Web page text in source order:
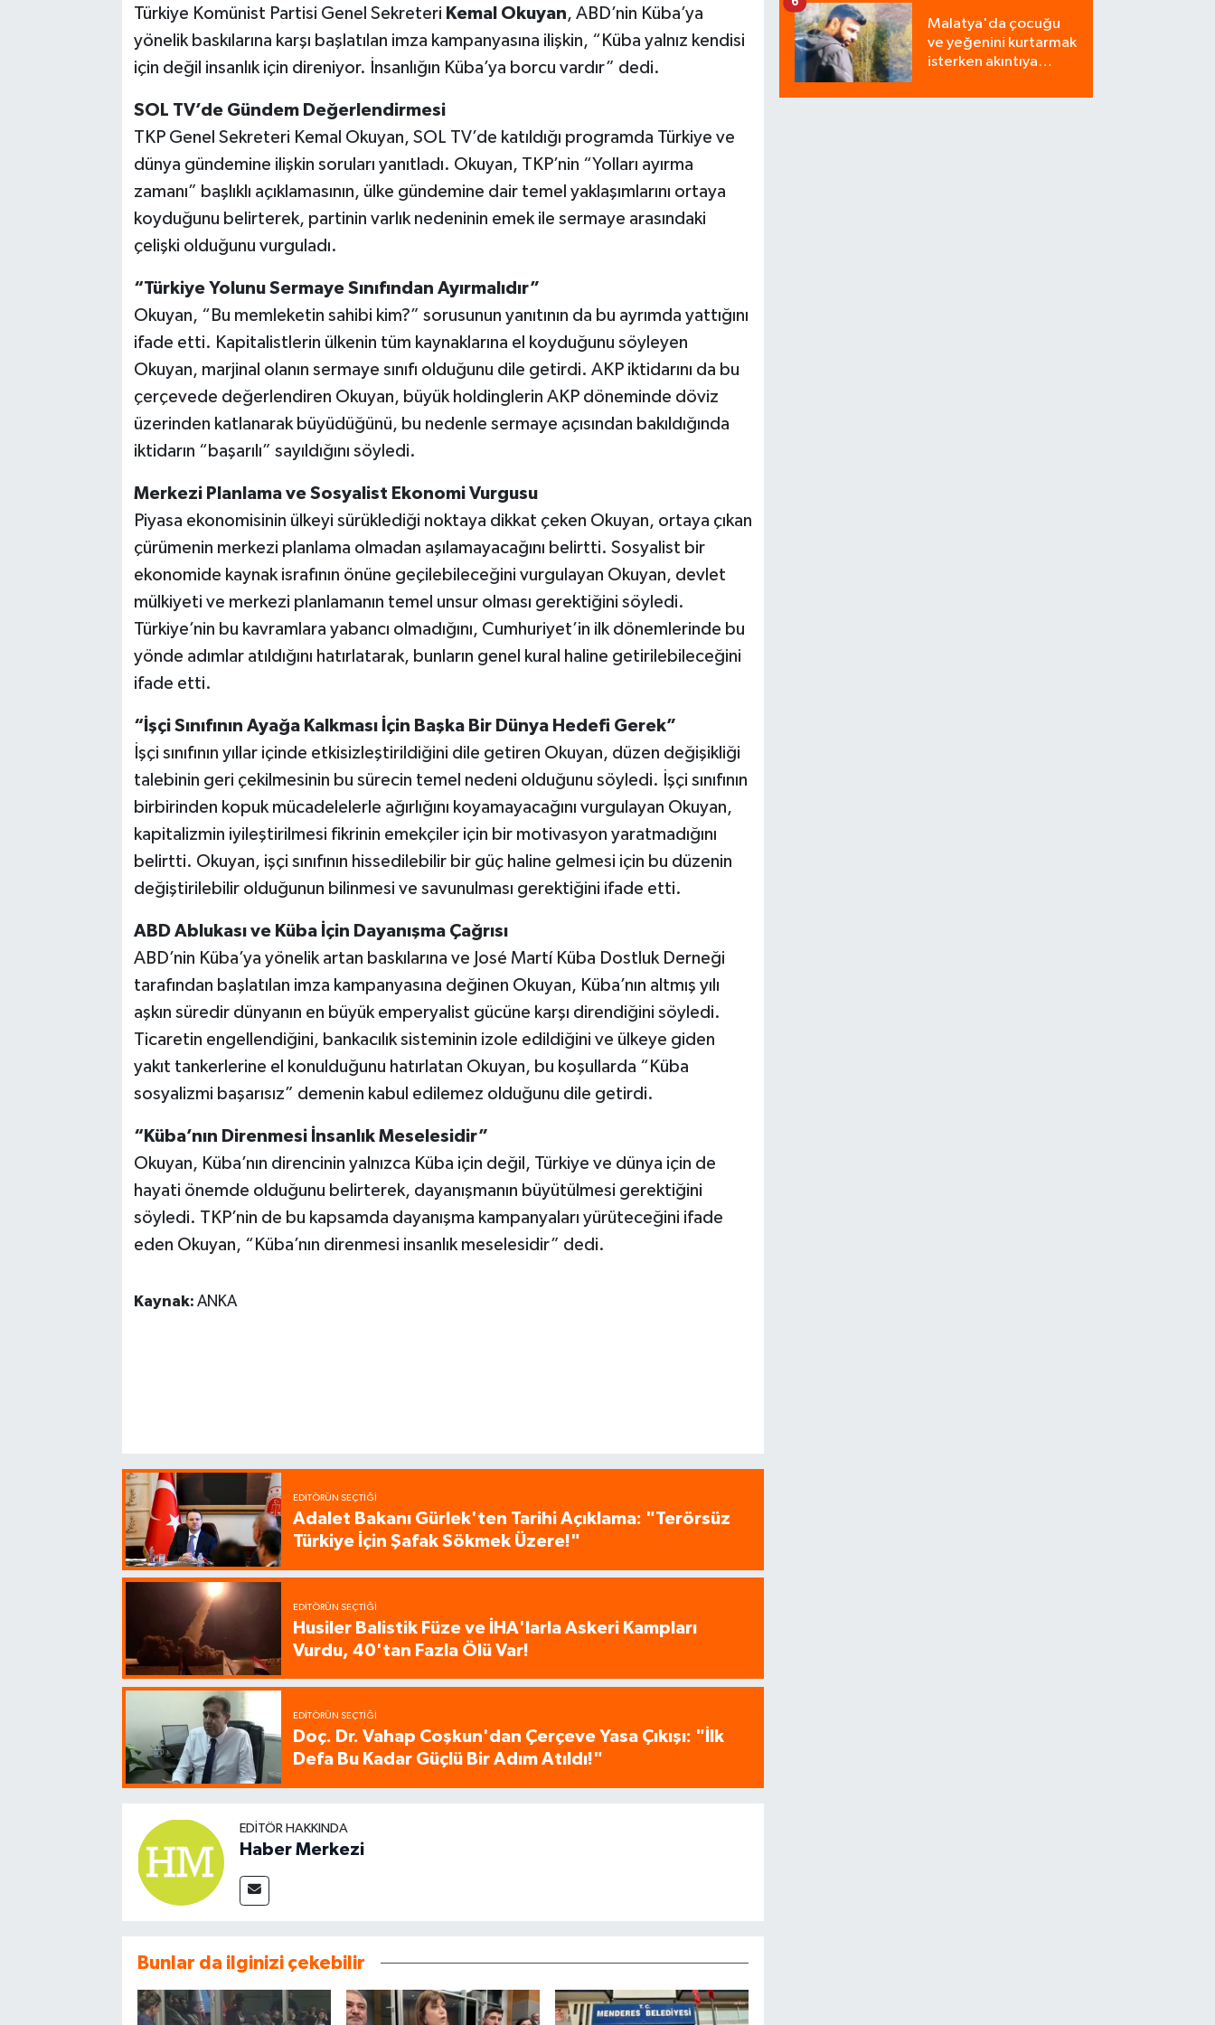
Türkiye Komünist Partisi Genel Sekreteri Kemal Okuyan, ABD’nin Küba’ya
yönelik baskılarına karşı başlatılan imza kampanyasına ilişkin, “Küba yalnız kendisi
için değil insanlık için direniyor. İnsanlığın Küba’ya borcu vardır” dedi.
SOL TV’de Gündem Değerlendirmesi
TKP Genel Sekreteri Kemal Okuyan, SOL TV’de katıldığı programda Türkiye ve
dünya gündemine ilişkin soruları yanıtladı. Okuyan, TKP’nin “Yolları ayırma
zamanı” başlıklı açıklamasının, ülke gündemine dair temel yaklaşımlarını ortaya
koyduğunu belirterek, partinin varlık nedeninin emek ile sermaye arasındaki
çelişki olduğunu vurguladı.
“Türkiye Yolunu Sermaye Sınıfından Ayırmalıdır”
Okuyan, “Bu memleketin sahibi kim?” sorusunun yanıtının da bu ayrımda yattığını
ifade etti. Kapitalistlerin ülkenin tüm kaynaklarına el koyduğunu söyleyen
Okuyan, marjinal olanın sermaye sınıfı olduğunu dile getirdi. AKP iktidarını da bu
çerçevede değerlendiren Okuyan, büyük holdinglerin AKP döneminde döviz
üzerinden katlanarak büyüdüğünü, bu nedenle sermaye açısından bakıldığında
iktidarın “başarılı” sayıldığını söyledi.
Merkezi Planlama ve Sosyalist Ekonomi Vurgusu
Piyasa ekonomisinin ülkeyi sürüklediği noktaya dikkat çeken Okuyan, ortaya çıkan
çürümenin merkezi planlama olmadan aşılamayacağını belirtti. Sosyalist bir
ekonomide kaynak israfının önüne geçilebileceğini vurgulayan Okuyan, devlet
mülkiyeti ve merkezi planlamanın temel unsur olması gerektiğini söyledi.
Türkiye’nin bu kavramlara yabancı olmadığını, Cumhuriyet’in ilk dönemlerinde bu
yönde adımlar atıldığını hatırlatarak, bunların genel kural haline getirilebileceğini
ifade etti.
“İşçi Sınıfının Ayağa Kalkması İçin Başka Bir Dünya Hedefi Gerek”
İşçi sınıfının yıllar içinde etkisizleştirildiğini dile getiren Okuyan, düzen değişikliği
talebinin geri çekilmesinin bu sürecin temel nedeni olduğunu söyledi. İşçi sınıfının
birbirinden kopuk mücadelelerle ağırlığını koyamayacağını vurgulayan Okuyan,
kapitalizmin iyileştirilmesi fikrinin emekçiler için bir motivasyon yaratmadığını
belirtti. Okuyan, işçi sınıfının hissedilebilir bir güç haline gelmesi için bu düzenin
değiştirilebilir olduğunun bilinmesi ve savunulması gerektiğini ifade etti.
ABD Ablukası ve Küba İçin Dayanışma Çağrısı
ABD’nin Küba’ya yönelik artan baskılarına ve José Martí Küba Dostluk Derneği
tarafından başlatılan imza kampanyasına değinen Okuyan, Küba’nın altmış yılı
aşkın süredir dünyanın en büyük emperyalist gücüne karşı direndiğini söyledi.
Ticaretin engellendiğini, bankacılık sisteminin izole edildiğini ve ülkeye giden
yakıt tankerlerine el konulduğunu hatırlatan Okuyan, bu koşullarda “Küba
sosyalizmi başarısız” demenin kabul edilemez olduğunu dile getirdi.
“Küba’nın Direnmesi İnsanlık Meselesidir”
Okuyan, Küba’nın direncinin yalnızca Küba için değil, Türkiye ve dünya için de
hayati önemde olduğunu belirterek, dayanışmanın büyütülmesi gerektiğini
söyledi. TKP’nin de bu kapsamda dayanışma kampanyaları yürüteceğini ifade
eden Okuyan, “Küba’nın direnmesi insanlık meselesidir” dedi.
Kaynak: ANKA
EDITÖRÜN SEÇTIĞI
Adalet Bakanı Gürlek'ten Tarihi Açıklama: "Terörsüz
Türkiye İçin Şafak Sökmek Üzere!"
EDITÖRÜN SEÇTIĞI
Husiler Balistik Füze ve İHA'larla Askeri Kampları
Vurdu, 40'tan Fazla Ölü Var!
EDITÖRÜN SEÇTIĞI
Doç. Dr. Vahap Coşkun'dan Çerçeve Yasa Çıkışı: "İlk
Defa Bu Kadar Güçlü Bir Adım Atıldı!"
EDITÖR HAKKINDA
Haber Merkezi
Bunlar da ilginizi çekebilir
Bozdu!
Malatya'da çocuğu
ve yeğenini kurtarmak
isterken akıntıya
yaşamını yitirdi